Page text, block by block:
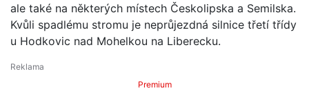
ale také na některých místech Českolipska a Semilska.
Kvůli spadlému stromu je neprůjezdná silnice třetí třídy
u Hodkovic nad Mohelkou na Liberecku.
Premium